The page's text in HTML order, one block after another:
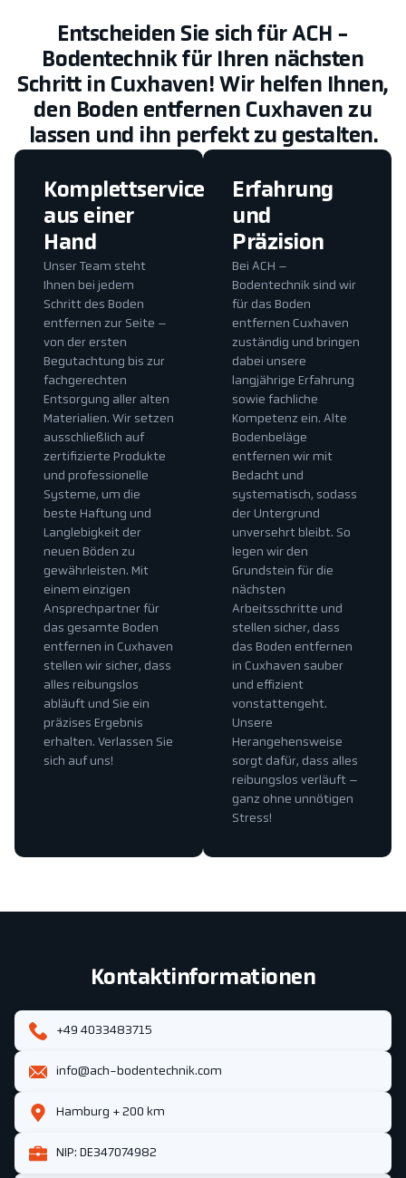
Entscheiden Sie sich für ACH -
Bodentechnik für Ihren nächsten
Schritt in Cuxhaven! Wir helfen Ihnen,
den Boden entfernen Cuxhaven zu
lassen und ihn perfekt zu gestalten.
Erfahrung
und
Präzision
Bei ACH –
Bodentechnik sind wir
für das Boden
entfernen Cuxhaven
zuständig und bringen
dabei unsere
langjährige Erfahrung
sowie fachliche
Kompetenz ein. Alte
Bodenbeläge
entfernen wir mit
Bedacht und
systematisch, sodass
der Untergrund
unversehrt bleibt. So
legen wir den
Grundstein für die
nächsten
Arbeitsschritte und
stellen sicher, dass
das Boden entfernen
in Cuxhaven sauber
und effizient
vonstattengeht.
Unsere
Herangehensweise
sorgt dafür, dass alles
reibungslos verläuft –
ganz ohne unnötigen
Stress!
Komplettservice
aus einer
Hand
Unser Team steht
Ihnen bei jedem
Schritt des Boden
entfernen zur Seite –
von der ersten
Begutachtung bis zur
fachgerechten
Entsorgung aller alten
Materialien. Wir setzen
ausschließlich auf
zertifizierte Produkte
und professionelle
Systeme, um die
beste Haftung und
Langlebigkeit der
neuen Böden zu
gewährleisten. Mit
einem einzigen
Ansprechpartner für
das gesamte Boden
entfernen in Cuxhaven
stellen wir sicher, dass
alles reibungslos
abläuft und Sie ein
präzises Ergebnis
erhalten. Verlassen Sie
sich auf uns!
Kontaktinformationen
+49 4033483715
info@ach-bodentechnik.com
Hamburg + 200 km
NIP: DE347074982